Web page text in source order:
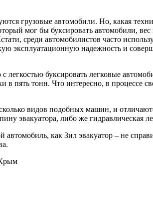
грузовые автомобили. Но, какая
мог бы буксировать автомобили,
среди автомобилистов часто
эксплуатационную надежность и
буксировать легковые
в пять тонн. Что интересно, в процессе
видов подобных машин, и
эвакуатора, либо же гидравлическая
автомобиль, как Зил эвакуатор – не